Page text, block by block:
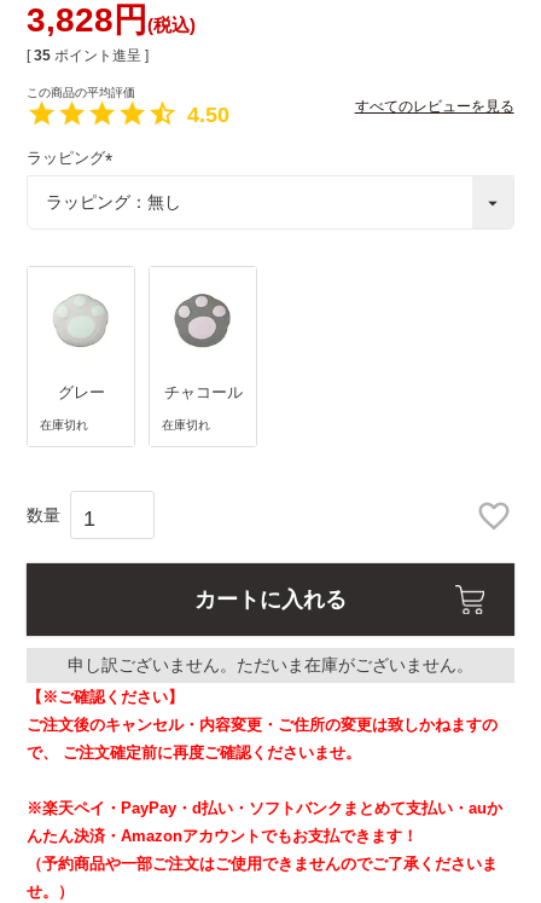
3,828 税込
[ 35 ポイント進呈 ]
4.50 すべてのレビューを見る
ラッピング
必
グレー
在庫切れ
チャコール
在庫切れ
カートに入れる
申し訳ございません。ただいま在庫がございません。
【※ご確認ください】
ご注文後のキャンセル・内容変更・ご住所の変更は致しかねますの
で、
ご注文確定前に再度ご確認くださいませ。
※楽天ペイ・PayPay・d払い・ソフトバンクまとめて支払い・auか
んたん決済・Amazonアカウントでもお支払できます！
（予約商品や一部ご注文はご使用できませんのでご了承くださいま
せ。）